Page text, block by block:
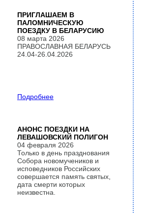
ПРИГЛАШАЕМ В
ПАЛОМНИЧЕСКУЮ
ПОЕЗДКУ В БЕЛАРУСИЮ
08 марта 2026
ПРАВОСЛАВНАЯ БЕЛАРУСЬ
24.04-26.04.2026
Подробнее
АНОНС ПОЕЗДКИ НА
ЛЕВАШОВСКИЙ ПОЛИГОН
04 февраля 2026
Только в день празднования
Собора новомучеников и
исповедников Российских
совершается память святых,
дата смерти которых
неизвестна.